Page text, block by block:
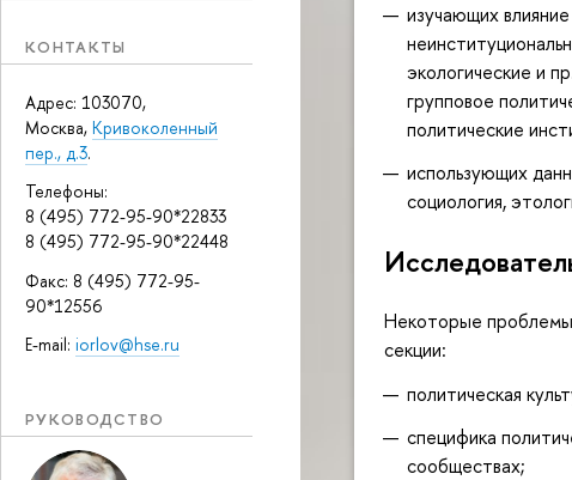
КОНТАКТЫ
Адрес: 103070,
Москва, Кривоколенный
пер., д.3.
Телефоны:
8 (495) 772-95-90*22833
8 (495) 772-95-90*22448
Факс: 8 (495) 772-95-
90*12556
E-mail: iorlov@hse.ru
РУКОВОДСТВО
изучающих
экологические и
групповое
политические
использующих
социология,
Некоторые
секции:
политическая
специфика
сообществах;